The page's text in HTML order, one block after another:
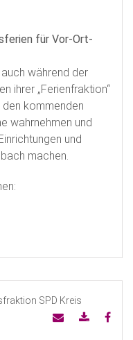
für Vor-Ort-
während der
ihrer „Ferienfraktion“
kommenden
wahrnehmen und
und
machen.
SPD Kreis